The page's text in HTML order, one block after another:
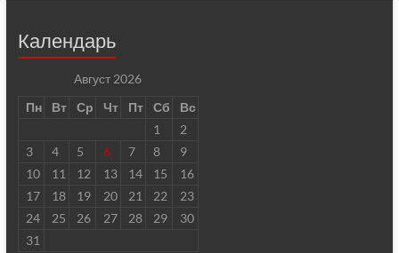
Календарь
Август 2026
Пн
Вт Ср Чт Пт Сб
Вс
1
2
3
4 5 6 7 8
9
10
11 12 13 14 15
16
17
18 19 20 21 22
23
24
25 26 27 28 29
30
31